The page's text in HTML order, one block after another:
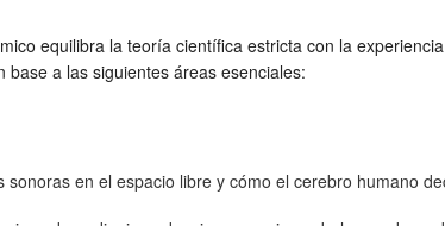
equilibra la teoría científica estricta con la
a las siguientes áreas esenciales:
en el espacio libre y cómo el cerebro humano